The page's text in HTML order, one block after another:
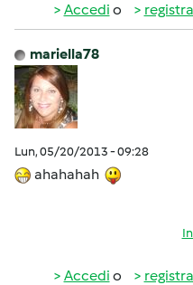
Accedi o
mariella78
Lun, 05/20/2013 - 09:28
ahahahah
Accedi o